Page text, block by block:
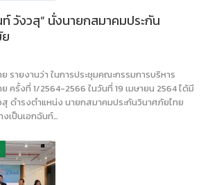
วังวสุ” นั่งนายกสมาคมประกัน
รายงานว่า ในการประชุมคณะกรรมการบริหาร
ครั้งที่ 1/2564-2566 ในวันที่ 19 เมษายน 2564 ได้มี
ดำรงตำแหน่ง นายกสมาคมประกันวินาศภัยไทย
เป็นเอกฉันท์…